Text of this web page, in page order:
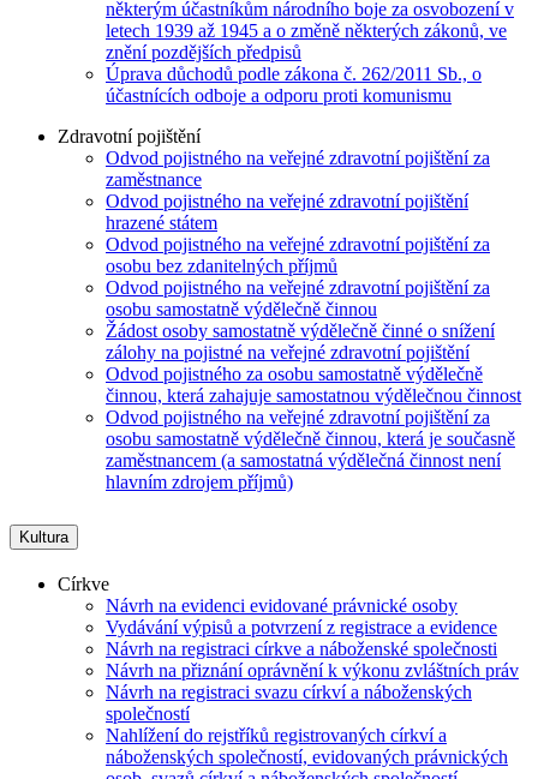
některým účastníkům národního boje za osvobození v
letech 1939 až 1945 a o změně některých zákonů, ve
znění pozdějších předpisů
Úprava důchodů podle zákona č. 262/2011 Sb., o
účastnících odboje a odporu proti komunismu
Zdravotní pojištění
Odvod pojistného na veřejné zdravotní pojištění za
zaměstnance
Odvod pojistného na veřejné zdravotní pojištění
hrazené státem
Odvod pojistného na veřejné zdravotní pojištění za
osobu bez zdanitelných příjmů
Odvod pojistného na veřejné zdravotní pojištění za
osobu samostatně výdělečně činnou
Žádost osoby samostatně výdělečně činné o snížení
zálohy na pojistné na veřejné zdravotní pojištění
Odvod pojistného za osobu samostatně výdělečně
činnou, která zahajuje samostatnou výdělečnou činnost
Odvod pojistného na veřejné zdravotní pojištění za
osobu samostatně výdělečně činnou, která je současně
zaměstnancem (a samostatná výdělečná činnost není
hlavním zdrojem příjmů)
Kultura
Církve
Návrh na evidenci evidované právnické osoby
Vydávání výpisů a potvrzení z registrace a evidence
Návrh na registraci církve a náboženské společnosti
Návrh na přiznání oprávnění k výkonu zvláštních práv
Návrh na registraci svazu církví a náboženských
společností
Nahlížení do rejstříků registrovaných církví a
náboženských společností, evidovaných právnických